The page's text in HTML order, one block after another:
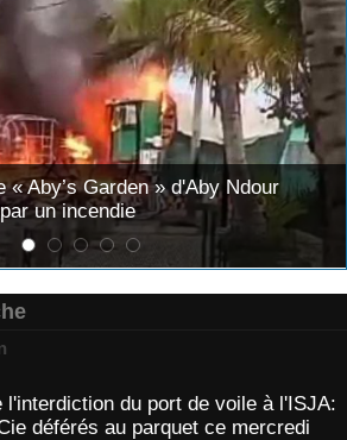
Mary Teuw Niane : «Le temps est
juges. Il finit toujours par
l'interdiction du port de voile à l'ISJA:
déférés au parquet ce mercredi